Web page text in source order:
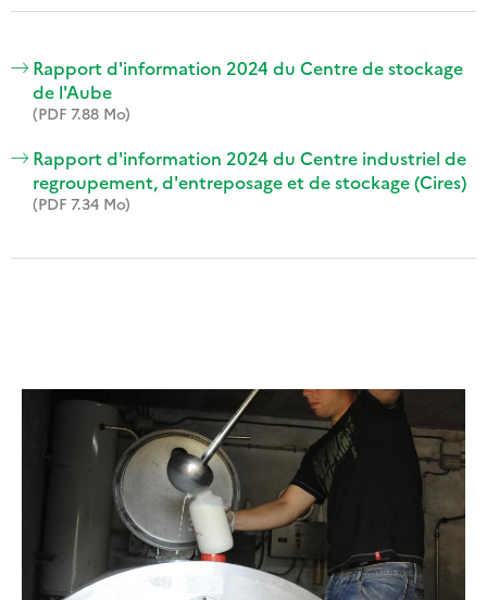
Rapport d'information 2024 du Centre de stockage
de l'Aube
(PDF 7.88 Mo)
Rapport d'information 2024 du Centre industriel de
regroupement, d'entreposage et de stockage (Cires)
(PDF 7.34 Mo)